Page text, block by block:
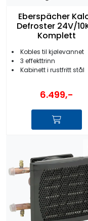
Eberspächer
Defroster 24V/
Komplett
Kobles til kjølevannet
3 effekttrinn
Kabinett i rustfritt stål
6.499,-